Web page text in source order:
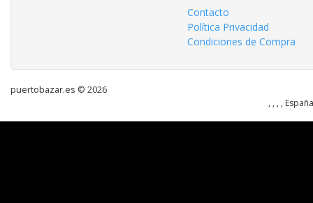
Contacto
Política Privacidad
Condiciones de Compra
puertobazar.es © 2026
, , , ,